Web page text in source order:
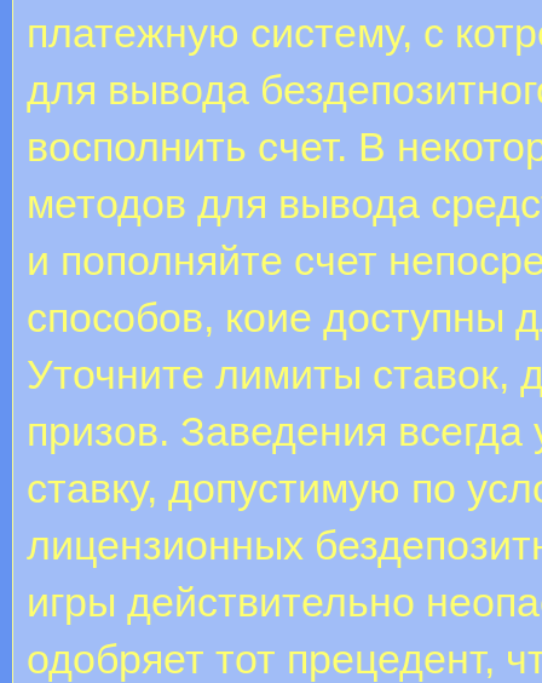
платежную систему, с
для вывода
восполнить счет. В
методов для вывода
и пополняйте счет
способов, коие доступны
Уточните лимиты
призов. Заведения
ставку, допустимую по
лицензионных
игры действительно
одобряет тот прецедент,